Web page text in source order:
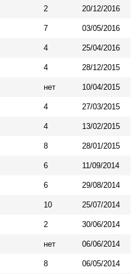
2 20/12/2016
7 03/05/2016
4 25/04/2016
4 28/12/2015
нет 10/04/2015
4 27/03/2015
4 13/02/2015
8 28/01/2015
6 11/09/2014
6 29/08/2014
10 25/07/2014
2 30/06/2014
нет 06/06/2014
8 06/05/2014